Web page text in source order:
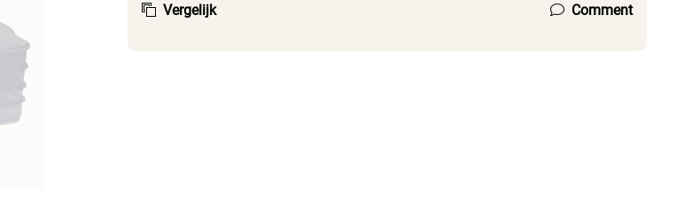
Vergelijk Comment